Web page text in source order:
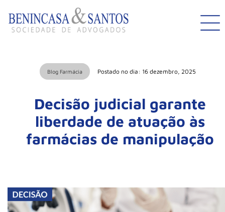
Blog Farmácia Postado no dia: 16 dezembro, 2025
Decisão judicial garante
liberdade de atuação às
farmácias de manipulação